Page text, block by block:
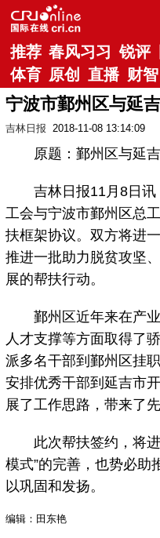
推荐 春风习习 锐评
体育 原创 直播 财智
宁波市鄞州区与延
吉林日报 2018-11-08 13:14:09
原题：鄞州区与延吉
吉林日报11月8日讯
工会与宁波市鄞州区总
扶框架协议。双方将进
推进一批助力脱贫攻坚
展的帮扶行动。
鄞州区近年来在产业
人才支撑等方面取得了
派多名干部到鄞州区挂
安排优秀干部到延吉市
展了工作思路，带来了
此次帮扶签约，将进
模式”的完善，也势必助
以巩固和发扬。
编辑：田东艳